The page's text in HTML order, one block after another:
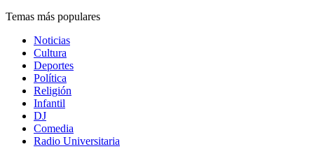
Temas más populares
Noticias
Cultura
Deportes
Política
Religión
Infantil
DJ
Comedia
Radio Universitaria